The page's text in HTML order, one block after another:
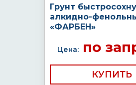
Грунт
алкидно-
«ФАРБЕН»
Цена:по
КУПИТЬ